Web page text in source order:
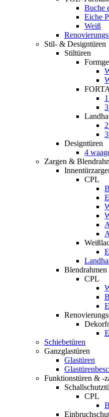
Buche
Eiche
Weiß
Stil- & Designtüren
Stiltüren
FORTA
Designtüren
4
Zargen &
CPL
Blendrahmen
CPL
Schiebetüren
Ganzglastüren
Glastüren
Funktionstüren & -
CPL